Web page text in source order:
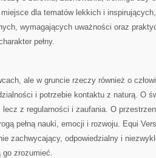
dla tematów lekkich i
wymagających uważności oraz
pełny.
ale w gruncie rzeczy również o
i potrzebie kontaktu z naturą. O
lecz z regularności i zaufania. O
pełną nauki, emocji i rozwoju. Equi
zachwycający, odpowiedzialny i
go zrozumieć.